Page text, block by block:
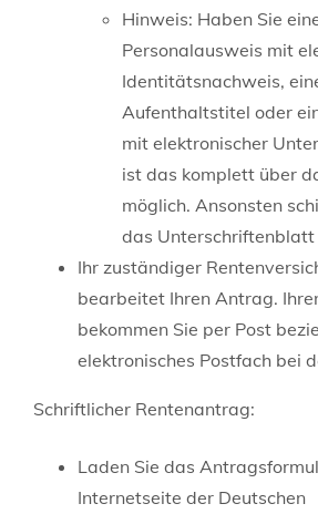
Hinweis: Haben Sie
Personalausweis mit
Identitätsnachweis,
Aufenthaltstitel oder
mit elektronischer
ist das komplett über
möglich. Ansonsten
das Unterschriftenblatt
Ihr zuständiger
bearbeitet Ihren Antrag.
bekommen Sie per Post
elektronisches Postfach bei
Schriftlicher Rentenantrag:
Laden Sie das
Internetseite der Deutschen